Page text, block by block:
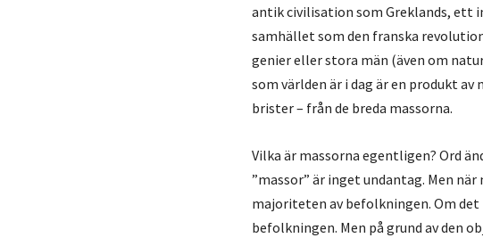
antik civilisation som Greklands, ett
samhället som den franska
genier eller stora män (även om
som världen är i dag är en produkt
brister – från de breda massorna.
Vilka är massorna egentligen? Ord
”massor” är inget undantag. Men
majoriteten av befolkningen. Om det
befolkningen. Men på grund av den